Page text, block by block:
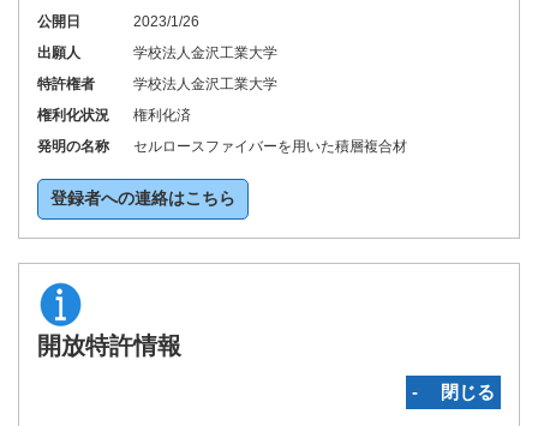
公開日
2023/1/26
出願人
学校法人金沢工業大学
特許権者
学校法人金沢工業大学
権利化状況
権利化済
発明の名称
セルロースファイバーを用いた積層複合材
登録者への連絡はこちら
開放特許情報
‐ 閉じる